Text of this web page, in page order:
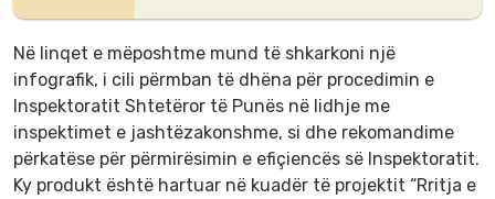
Në linqet e mëposhtme mund të shkarkoni një
infografik, i cili përmban të dhëna për procedimin e
Inspektoratit Shtetëror të Punës në lidhje me
inspektimet e jashtëzakonshme, si dhe rekomandime
përkatëse për përmirësimin e efiçiencës së Inspektoratit.
Ky produkt është hartuar në kuadër të projektit “Rritja e